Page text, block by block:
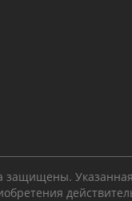
защищены.